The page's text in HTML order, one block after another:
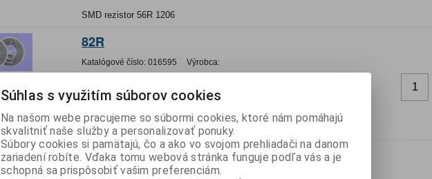
SMD rezistor 56R 1206
82R
Katalógové číslo: 016595 Výrobca:
Termín dodania(prac.dni)-platí pre sklad
SMD rezistor; 82R; 1206
150R
Katalógové číslo: 016598 Výrobca:
Súhlas s využitím súborov cookies
Na našom webe pracujeme so súbormi cookies, ktoré nám pomáhajú
skvalitniť naše služby a personalizovať ponuky.
Súbory cookies si pamätajú, čo a ako vo svojom prehliadači na danom
zariadení robíte. Vďaka tomu webová stránka funguje podľa vás a je
schopná sa prispôsobiť vašim preferenciám.